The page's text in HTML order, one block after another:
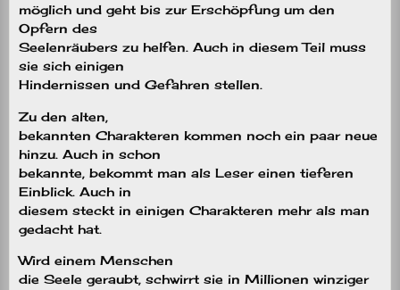
möglich und geht bis zur Erschöpfung um den
Opfern des
Seelenräubers zu helfen. Auch in diesem Teil muss
sie sich einigen
Hindernissen und Gefahren stellen.
Zu den alten,
bekannten Charakteren kommen noch ein paar neue
hinzu. Auch in schon
bekannte, bekommt man als Leser einen tieferen
Einblick. Auch in
diesem steckt in einigen Charakteren mehr als man
gedacht hat.
Wird einem Menschen
die Seele geraubt, schwirrt sie in Millionen winziger